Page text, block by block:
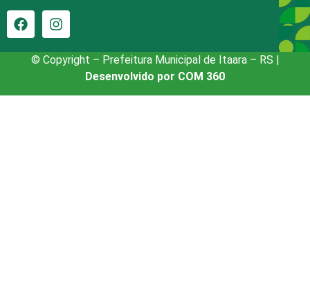
© Copyright – Prefeitura Municipal de Itaara – RS |
Desenvolvido por COM 360